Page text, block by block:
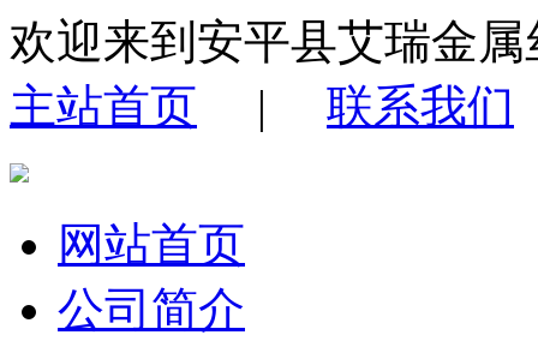
欢迎来到安平县艾瑞金
主站首页 | 联系我们
网站首页
公司简介